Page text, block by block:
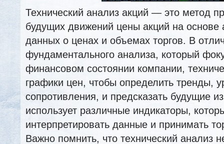
Технический анализ акций — это метод
будущих движений цены акций на основе
данных о ценах и объемах торгов. В
фундаментального анализа, который
финансовом состоянии компании,
графики цен, чтобы определить тренды,
сопротивления, и предсказать будущие
использует различные индикаторы,
интерпретировать данные и принимать
Важно помнить, что технический анализ